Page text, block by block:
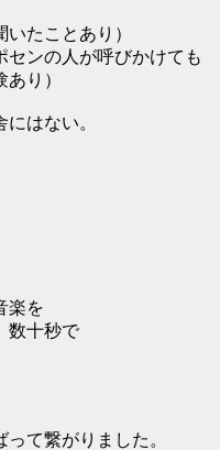
たことあり）
センの人が呼びかけても
り）
はない。
楽を
数十秒で
て繋がりました。